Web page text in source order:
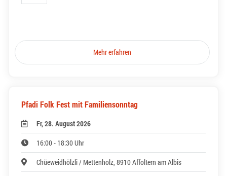
Mehr erfahren
Pfadi Folk Fest mit Familiensonntag
Fr, 28. August 2026
16:00 - 18:30 Uhr
Chüeweidhölzli / Mettenholz, 8910 Affoltern am Albis